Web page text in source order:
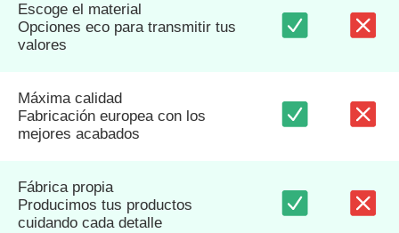
Escoge el material
Opciones eco para transmitir tus
valores
Máxima calidad
Fabricación europea con los
mejores acabados
Fábrica propia
Producimos tus productos
cuidando cada detalle